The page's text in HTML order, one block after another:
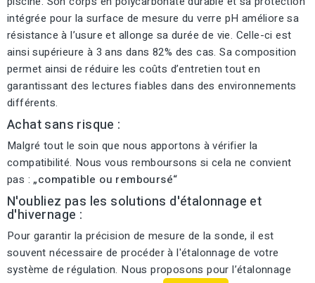
intégrée pour la surface de mesure du verre pH améliore sa
résistance à l’usure et allonge sa durée de vie. Celle-ci est
ainsi supérieure à 3 ans dans 82% des cas. Sa composition
permet ainsi de réduire les coûts d’entretien tout en
garantissant des lectures fiables dans des environnements
différents.
Achat sans risque :
Malgré tout le soin que nous apportons à vérifier la
compatibilité. Nous vous remboursons si cela ne convient
pas :„compatible ou remboursé“
N'oubliez pas les solutions d'étalonnage et
d'hivernage :
Pour garantir la précision de mesure de la sonde, il est
souvent nécessaire de procéder à l'étalonnage de votre
système de régulation. Nous proposons pour l’étalonnage